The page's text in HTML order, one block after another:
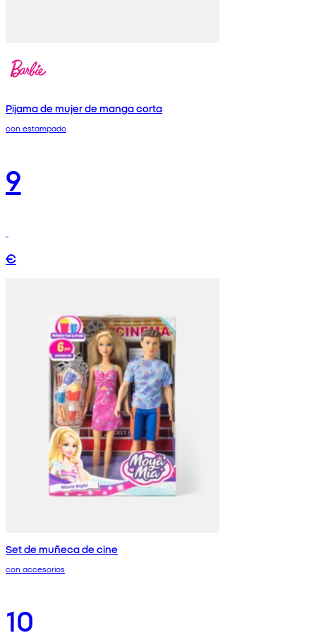
Pijama de mujer de manga corta
con estampado
9
€
Set de muñeca de cine
con accesorios
10